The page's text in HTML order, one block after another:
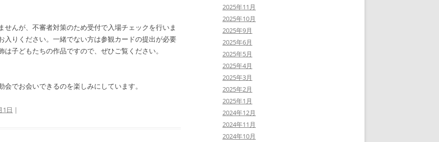
んが、不審者対策のため受付で入場チェックを行いま
入りください。一緒でない方は参観カードの提出が必要
子どもたちの作品ですので、ぜひご覧ください。
でお会いできるのを楽しみにしています。
1日 |
2025年11月
2025年10月
2025年9月
2025年6月
2025年5月
2025年4月
2025年3月
2025年2月
2025年1月
2024年12月
2024年11月
2024年10月